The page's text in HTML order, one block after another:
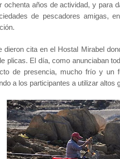
ochenta años de actividad, y para
de pescadores amigas,
dieron cita en el Hostal Mirabel
plicas. El día, como anunciaban
de presencia, mucho frío y un
a los participantes a utilizar altos